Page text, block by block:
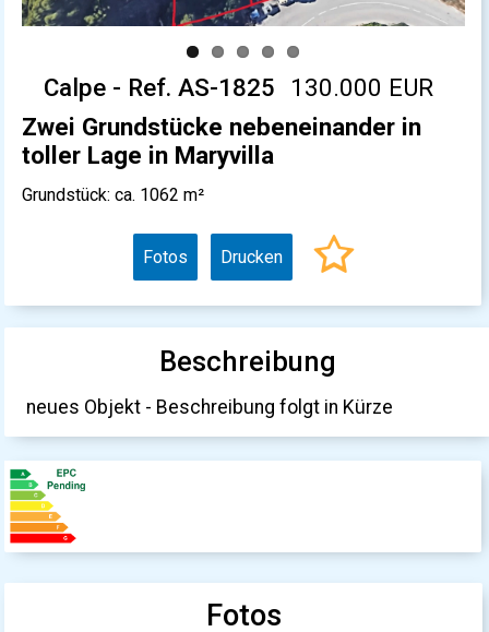
Calpe - Ref. AS-1825
130.000 EUR
Zwei Grundstücke nebeneinander in
toller Lage in Maryvilla
Grundstück: ca. 1062 m²
Fotos Drucken
Beschreibung
neues Objekt - Beschreibung folgt in Kürze
Fotos